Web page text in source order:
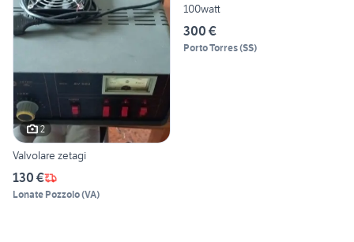
2
Valvolare zetagi
130 €
Lonate Pozzolo(VA)
100watt
300 €
Porto Torres(SS)